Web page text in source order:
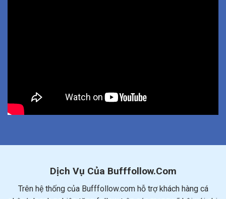
Dịch Vụ Của Bufffollow.Com
Trên hệ thống của Bufffollow.com hỗ trợ khách hàng cá